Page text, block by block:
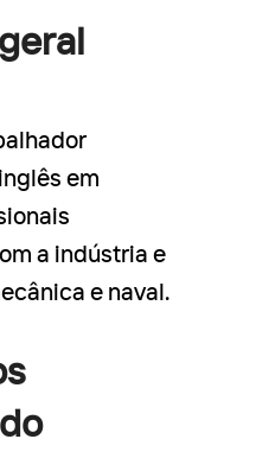
em
a indústria e
e naval.